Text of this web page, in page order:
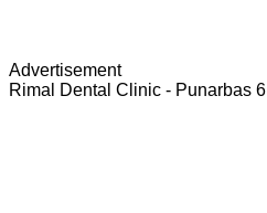
Advertisement
Rimal Dental Clinic - Punarbas 6